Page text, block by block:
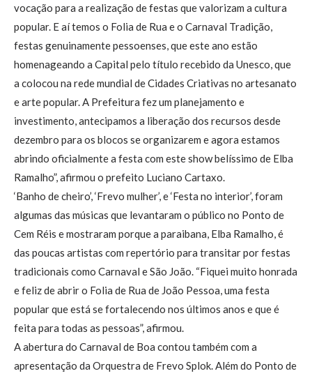
vocação para a realização de festas que valorizam a cultura
popular. E aí temos o Folia de Rua e o Carnaval Tradição,
festas genuinamente pessoenses, que este ano estão
homenageando a Capital pelo título recebido da Unesco, que
a colocou na rede mundial de Cidades Criativas no artesanato
e arte popular. A Prefeitura fez um planejamento e
investimento, antecipamos a liberação dos recursos desde
dezembro para os blocos se organizarem e agora estamos
abrindo oficialmente a festa com este show belíssimo de Elba
Ramalho”, afirmou o prefeito Luciano Cartaxo.
‘Banho de cheiro’, ‘Frevo mulher’, e ‘Festa no interior’, foram
algumas das músicas que levantaram o público no Ponto de
Cem Réis e mostraram porque a paraibana, Elba Ramalho, é
das poucas artistas com repertório para transitar por festas
tradicionais como Carnaval e São João. “Fiquei muito honrada
e feliz de abrir o Folia de Rua de João Pessoa, uma festa
popular que está se fortalecendo nos últimos anos e que é
feita para todas as pessoas”, afirmou.
A abertura do Carnaval de Boa contou também com a
apresentação da Orquestra de Frevo Splok. Além do Ponto de